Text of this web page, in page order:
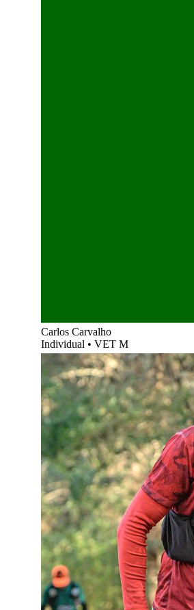
Carlos Carvalho
Individual • VET M